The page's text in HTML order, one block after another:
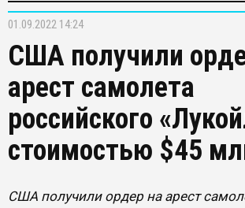
01.09.2022 14:24
США получили
арест самолета
российского
стоимостью $45
США получили ордер на арест